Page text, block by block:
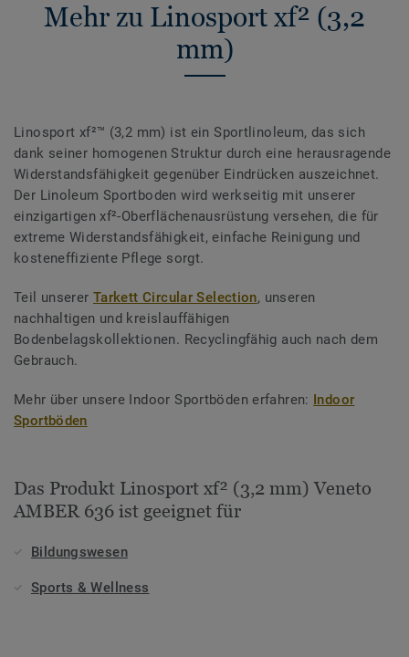
Mehr zu Linosport xf² (3,2
mm)
Linosport xf²™ (3,2 mm) ist ein Sportlinoleum, das sich
dank seiner homogenen Struktur durch eine herausragende
Widerstandsfähigkeit gegenüber Eindrücken auszeichnet.
Der Linoleum Sportboden wird werkseitig mit unserer
einzigartigen xf²-Oberflächenausrüstung versehen, die für
extreme Widerstandsfähigkeit, einfache Reinigung und
kosteneffiziente Pflege sorgt.
Teil unserer Tarkett Circular Selection, unseren
nachhaltigen und kreislauffähigen
Bodenbelagskollektionen. Recyclingfähig auch nach dem
Gebrauch.
Mehr über unsere Indoor Sportböden erfahren:
Indoor
Sportböden
Das Produkt Linosport xf² (3,2 mm) Veneto
AMBER 636 ist geeignet für
Bildungswesen
Sports & Wellness